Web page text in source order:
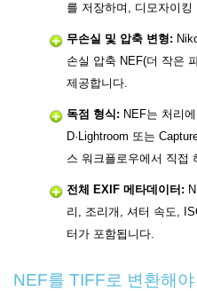
를 저장하며, 디모자이
무손실 및 압축 변형:
손실 압축 NEF(더 작은
제공합니다.
독점 형식: NEF는 처리
D·Lightroom 또는
스 워크플로우에서 직접
전체 EXIF 메타데이터:
리, 조리개, 셔터 속도,
터가 포함됩니다.
NEF를 TIFF로 변환해